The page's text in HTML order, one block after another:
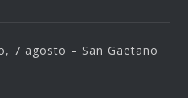
7 agosto – San Gaetano